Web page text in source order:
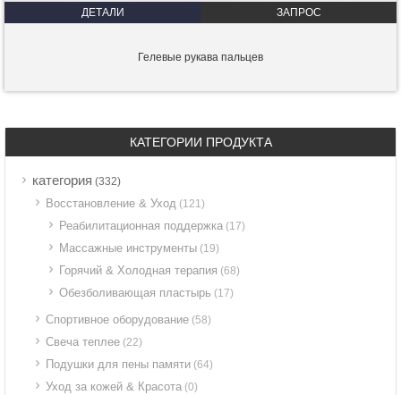
ДЕТАЛИ ЗАПРОС
Гелевые рукава пальцев
КАТЕГОРИИ ПРОДУКТА
категория (332)
Восстановление & Уход (121)
Реабилитационная поддержка (17)
Массажные инструменты (19)
Горячий & Холодная терапия (68)
Обезболивающая пластырь (17)
Спортивное оборудование (58)
Свеча теплее (22)
Подушки для пены памяти (64)
Уход за кожей & Красота (0)